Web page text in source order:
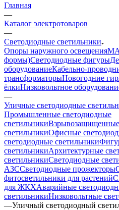
Главная
—
Каталог электротоваров
—
Светодиодные светильники
Опоры наружного освещения
формы)Светодиодные фигуры
оборудованиеКабельно-
трансформаторыНовогодние
ёлкиНизковольтное
—
Уличные светодиодные
Промышленные светодиодные
светильники
светильникиОфисные
светодиодные светильники
светильникиАрхитектурные
светильникиСветодиодные
АЗССветодиодные прожекторы
фитосветильники для растений
для ЖКХАварийные
светильникиНизковольтные
—Уличный светодиодный